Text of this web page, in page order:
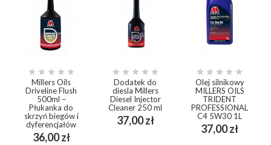
    
Millers Oils
Driveline Flush
500ml –
Płukanka do
skrzyń biegów i
dyferencjałów
36,00 złCena
    
Dodatek do
diesla Millers
Diesel Injector
Cleaner 250 ml
37,00 złCena
    
Olej silnikowy
MILLERS OILS
TRIDENT
PROFESSIONAL
C4 5W30 1L
37,00 złCena